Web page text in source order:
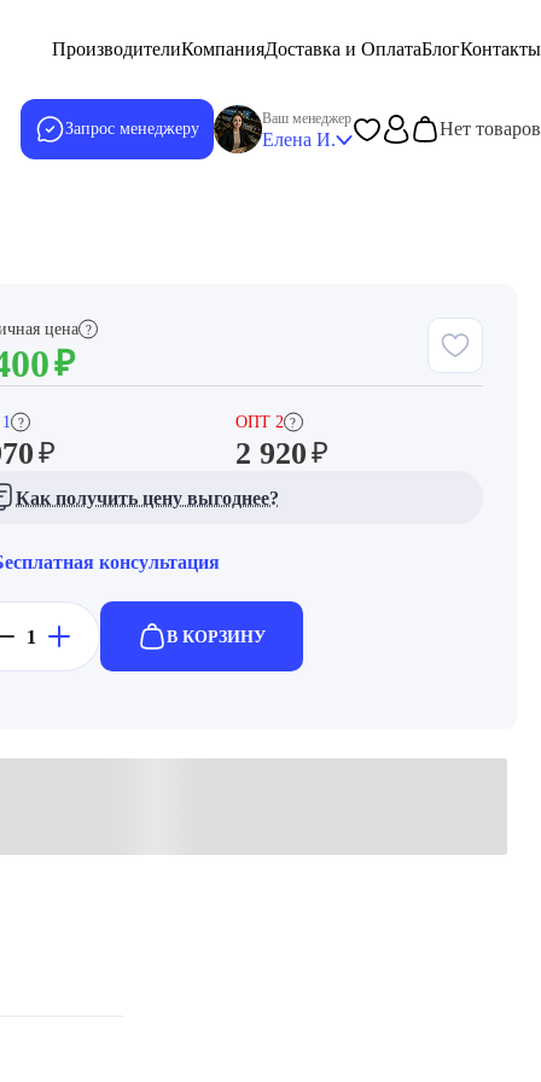
ПроизводителиКомпанияДоставка и ОплатаБлогКонтакты
Запрос менеджеру
Ваш менеджер
Елена И.
Нет товаров
цена ?
₽
?
₽
ОПТ 2 ?
2 920₽
Как получить цену выгоднее?
консультация
В КОРЗИНУ